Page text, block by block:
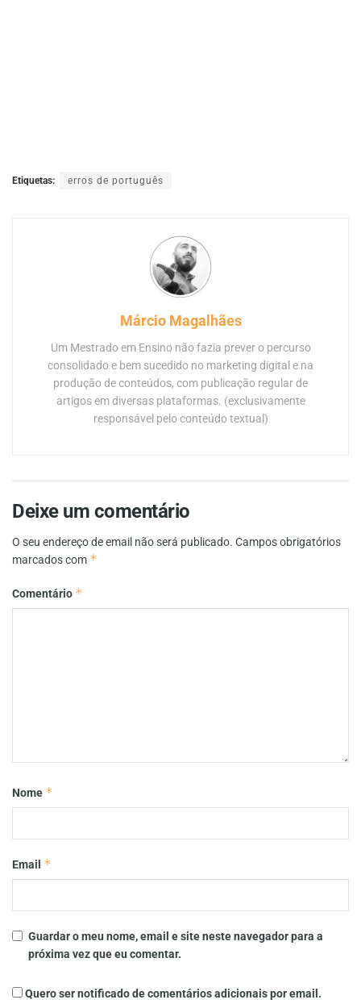
Etiquetas: erros de português
Márcio Magalhães
Um Mestrado em Ensino não fazia prever o percurso
consolidado e bem sucedido no marketing digital e na
produção de conteúdos, com publicação regular de
artigos em diversas plataformas. (exclusivamente
responsável pelo conteúdo textual)
Deixe um comentário
O seu endereço de email não será publicado. Campos obrigatórios
marcados com *
Comentário *
Nome *
Email *
Guardar o meu nome, email e site neste navegador para a
próxima vez que eu comentar.
Quero ser notificado de comentários adicionais por email.